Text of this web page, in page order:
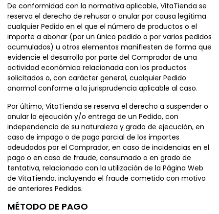
De conformidad con la normativa aplicable, VitaTienda se
reserva el derecho de rehusar o anular por causa legítima
cualquier Pedido en el que el número de productos o el
importe a abonar (por un único pedido o por varios pedidos
acumulados) u otros elementos manifiesten de forma que
evidencie el desarrollo por parte del Comprador de una
actividad económica relacionada con los productos
solicitados o, con carácter general, cualquier Pedido
anormal conforme a la jurisprudencia aplicable al caso.
Por último, VitaTienda se reserva el derecho a suspender o
anular la ejecución y/o entrega de un Pedido, con
independencia de su naturaleza y grado de ejecución, en
caso de impago o de pago parcial de los importes
adeudados por el Comprador, en caso de incidencias en el
pago o en caso de fraude, consumado o en grado de
tentativa, relacionado con la utilización de la Página Web
de VitaTienda, incluyendo el fraude cometido con motivo
de anteriores Pedidos.
MÉTODO DE PAGO